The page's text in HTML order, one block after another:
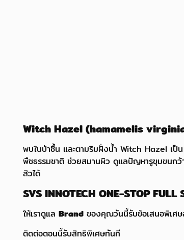
Witch Hazel (hamamelis
พบในป่าชื้น และตามริมฝั่งน้ำ Witch Hazel
พืชธรรมชาติ ช่วยสมานผิว ดูแลปัญหารูขุมขนกว้
สิวได้
SVS INNOTECH ONE-STOP FULL
ให้เราดูแล Brand ของคุณวันนี้รับข้อเสนอพิเศ
ติดต่อตอนนี้รับสิทธิพิเศษทันที